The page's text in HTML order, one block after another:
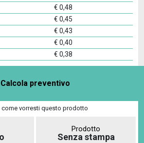
€ 0,48
€ 0,45
€ 0,43
€ 0,40
€ 0,38
Calcola preventivo
come vorresti questo prodotto
Prodotto
Senza stampa